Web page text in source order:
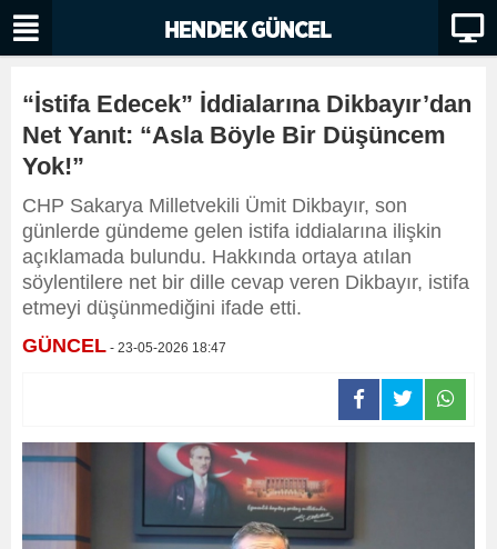
“İstifa Edecek” İddialarına Dikbayır’dan
Net Yanıt: “Asla Böyle Bir Düşüncem
Yok!”
CHP Sakarya Milletvekili Ümit Dikbayır, son
günlerde gündeme gelen istifa iddialarına ilişkin
açıklamada bulundu. Hakkında ortaya atılan
söylentilere net bir dille cevap veren Dikbayır, istifa
etmeyi düşünmediğini ifade etti.
GÜNCEL - 23-05-2026 18:47